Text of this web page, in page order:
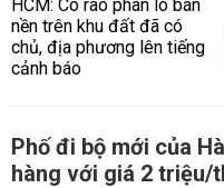
Phố đi bộ mới của
hàng với giá 2 triệu/